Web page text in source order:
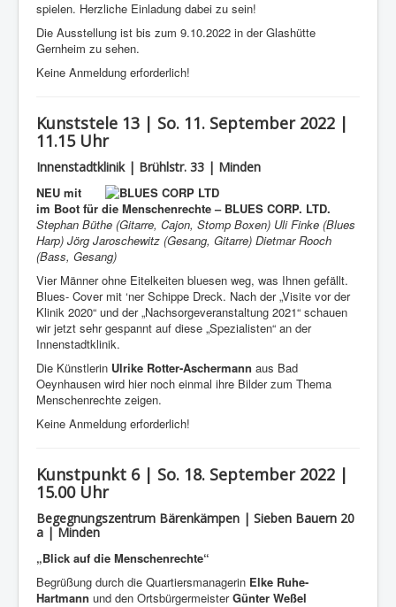
spielen. Herzliche Einladung dabei zu sein!
Die Ausstellung ist bis zum 9.10.2022 in der Glashütte
Gernheim zu sehen.
Keine Anmeldung erforderlich!
Kunststele 13 | So. 11. September 2022 |
11.15 Uhr
Innenstadtklinik | Brühlstr. 33 | Minden
NEU mit
im Boot für die Menschenrechte – BLUES CORP. LTD.
Stephan Büthe (Gitarre, Cajon, Stomp Boxen) Uli Finke (Blues
Harp) Jörg Jaroschewitz (Gesang, Gitarre) Dietmar Rooch
(Bass, Gesang)
Vier Männer ohne Eitelkeiten bluesen weg, was Ihnen gefällt.
Blues- Cover mit ‘ner Schippe Dreck. Nach der „Visite vor der
Klinik 2020“ und der „Nachsorgeveranstaltung 2021“ schauen
wir jetzt sehr gespannt auf diese „Spezialisten“ an der
Innenstadtklinik.
Die Künstlerin Ulrike Rotter-Aschermann aus Bad
Oeynhausen wird hier noch einmal ihre Bilder zum Thema
Menschenrechte zeigen.
Keine Anmeldung erforderlich!
Kunstpunkt 6 | So. 18. September 2022 |
15.00 Uhr
Begegnungszentrum Bärenkämpen | Sieben Bauern 20
a | Minden
„Blick auf die Menschenrechte“
Begrüßung durch die Quartiersmanagerin Elke Ruhe-
Hartmann und den OrtsbürgermeisterGünter Weßel